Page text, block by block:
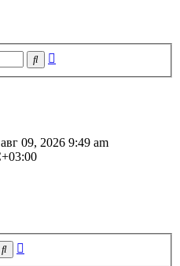
Поиск
09, 2026 9:49 am
Поиск